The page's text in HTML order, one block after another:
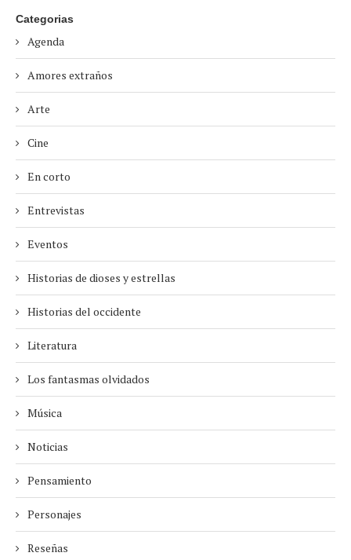
Categorias
Agenda
Amores extraños
Arte
Cine
En corto
Entrevistas
Eventos
Historias de dioses y estrellas
Historias del occidente
Literatura
Los fantasmas olvidados
Música
Noticias
Pensamiento
Personajes
Reseñas